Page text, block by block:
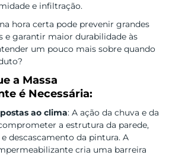
e infiltração.
hora certa pode prevenir grandes
e garantir maior durabilidade às
um pouco mais sobre quando
a Massa
é Necessária:
ao clima: A ação da chuva e da
a estrutura da parede,
descascamento da pintura. A
cria uma barreira